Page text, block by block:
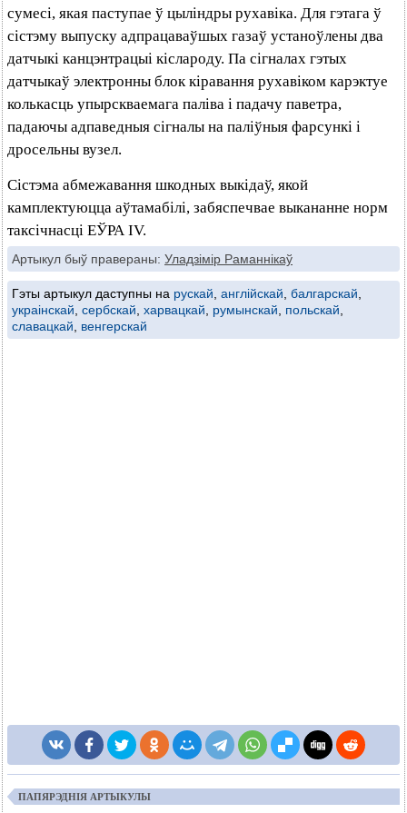
сумесі, якая паступае ў цыліндры рухавіка. Для гэтага ў
сістэму выпуску адпрацаваўшых газаў устаноўлены два
датчыкі канцэнтрацыі кіслароду. Па сігналах гэтых
датчыкаў электронны блок кіравання рухавіком карэктуе
колькасць упырскваемага паліва і падачу паветра,
падаючы адпаведныя сігналы на паліўныя фарсункі і
дросельны вузел.
Сістэма абмежавання шкодных выкідаў, якой
камплектуюцца аўтамабілі, забяспечвае выкананне норм
таксічнасці ЕЎРА IV.
Артыкул быў правераны: Уладзімір Раманнікаў
Гэты артыкул даступны на рускай англійскай балгарскай
украінскай сербскай харвацкай румынскай польскай
славацкай
венгерскай
ПАПЯРЭДНІЯ АРТЫКУЛЫ